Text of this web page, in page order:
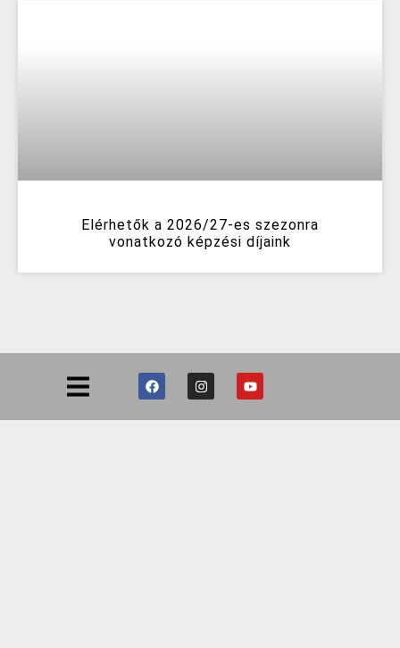
Elérhetők a 2026/27-es szezonra
vonatkozó képzési díjaink